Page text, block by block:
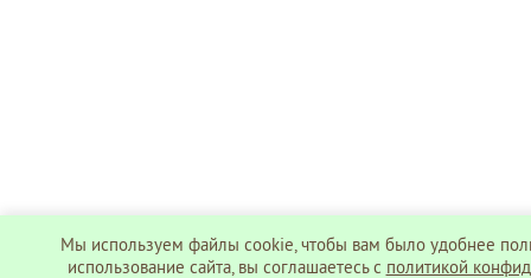
Мы используем файлы cookie, чтобы вам было удобнее
использование сайта, вы соглашаетесь c политикой